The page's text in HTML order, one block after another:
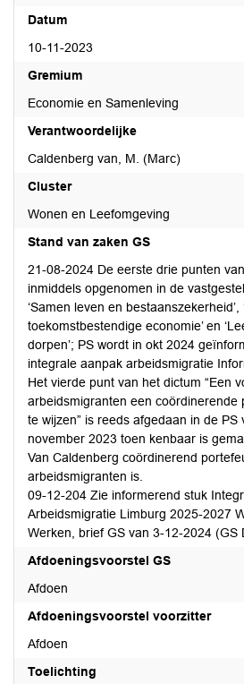
Datum
10-11-2023
Gremium
Economie en Samenleving
Verantwoordelijke
Caldenberg van, M. (Marc)
Cluster
Wonen en Leefomgeving
Stand van zaken GS
21-08-2024 De eerste drie punten
inmiddels opgenomen in de
‘Samen leven en bestaanszekerheid’,
toekomstbestendige economie’ en
dorpen’; PS wordt in okt 2024
integrale aanpak arbeidsmigratie
Het vierde punt van het dictum “Een
arbeidsmigranten een coördinerende
te wijzen” is reeds afgedaan in de PS
november 2023 toen kenbaar is
Van Caldenberg coördinerend
arbeidsmigranten is.
09-12-204 Zie informerend stuk
Arbeidsmigratie Limburg 2025-2027
Werken, brief GS van 3-12-2024 (GS
Afdoeningsvoorstel GS
Afdoen
Afdoeningsvoorstel voorzitter
Afdoen
Toelichting